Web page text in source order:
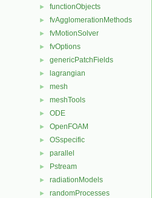
► functionObjects
► fvAgglomerationMethods
► fvMotionSolver
► fvOptions
► genericPatchFields
► lagrangian
► mesh
► meshTools
► ODE
► OpenFOAM
► OSspecific
► parallel
► Pstream
► radiationModels
► randomProcesses